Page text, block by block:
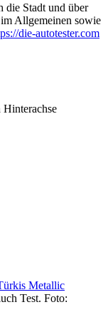
die Stadt und über
Allgemeinen sowie
die-autotester.com
Hinterachse
Test. Foto: